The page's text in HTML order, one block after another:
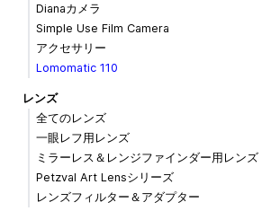
Dianaカメラ
Simple Use Film Camera
アクセサリー
Lomomatic 110
レンズ
全てのレンズ
一眼レフ用レンズ
ミラーレス＆レンジファインダー用レンズ
Petzval Art Lensシリーズ
レンズフィルター＆アダプター